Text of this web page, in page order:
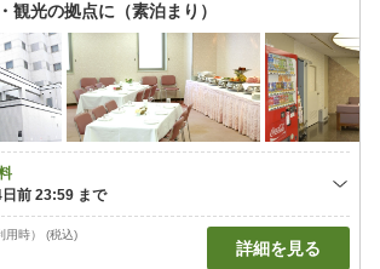
観光の拠点に（素泊まり）
用時） (税込)
詳細を見る